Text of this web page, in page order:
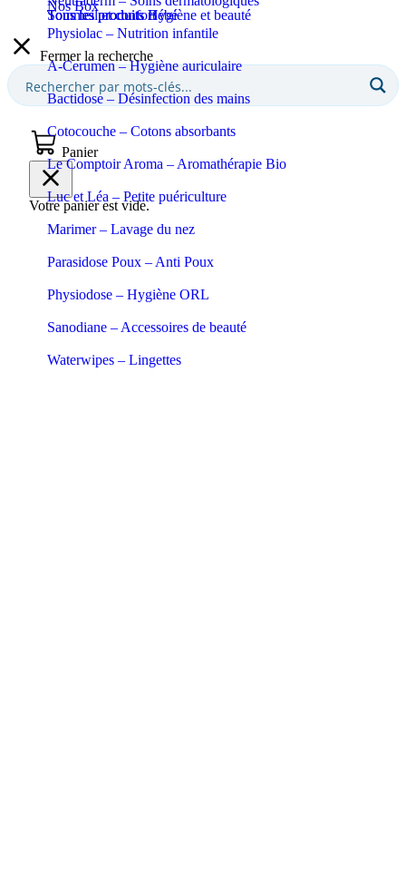
Sommeil et confort
Tous les produits Bébé
Tous les produits Hygiène et beauté
Physiolac – Nutrition infantile
A-Cerumen – Hygiène auriculaire
Bactidose – Désinfection des mains
Cotocouche – Cotons absorbants
Le Comptoir Aroma – Aromathérapie Bio
Luc et Léa – Petite puériculture
Marimer – Lavage du nez
Parasidose Poux – Anti Poux
Physiodose – Hygiène ORL
Sanodiane – Accessoires de beauté
Waterwipes – Lingettes
Nos Box
Fermer la recherche
Panier
Votre panier est vide.